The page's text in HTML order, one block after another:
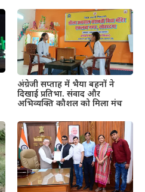
अंग्रेजी सप्ताह में भैया बहनों ने
दिखाई प्रतिभा. संवाद और
अभिव्यक्ति कौशल को मिला मंच